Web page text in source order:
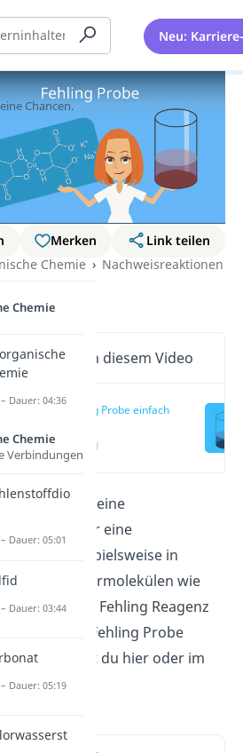
Neu:
Merken
Link teilen
Chemie
Nachweisreaktionen
Probe
Inhalte in diesem Video
Fehling Probe einfach
(00:17)
Probe ist eine
für eine
beispielsweise in
Zuckermolekülen wie
Woraus das Fehling Reagenz
und wie die Fehling Probe
erfährst du hier oder im
Chancen.
Chemie
Dauer: 04:36
Chemie
Verbindungen
Dauer: 05:01
Dauer: 03:44
Dauer: 05:19